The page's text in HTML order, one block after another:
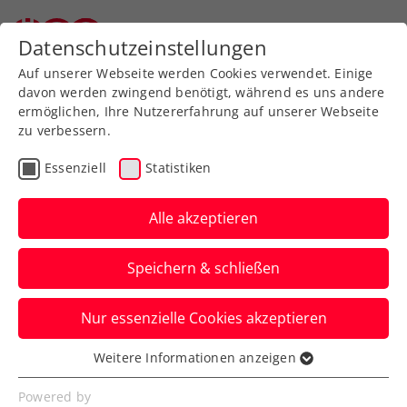
Zurück zur Newsübersicht
ATP
ATP Acapulco: Erler
gewinnt ÖTV-Doppelduell
mit Miedler
Der Tiroler steht dadurch mit seinem
Partner Constantin Frantzen in der
Vorschlussrunde.
Verfasst von: Manuel Wachta, 28.02.2025
Datenschutzeinstellungen
Auf unserer Webseite werden Cookies verwendet. Einige
davon werden zwingend benötigt, während es uns andere
ermöglichen, Ihre Nutzererfahrung auf unserer Webseite
zu verbessern.
Essenziell Statistiken
Alle akzeptieren
Speichern & schließen
Nur essenzielle Cookies akzeptieren
Essenziell
Essenzielle Cookies werden für grundlegende
Weitere Informationen anzeigen
Powered by